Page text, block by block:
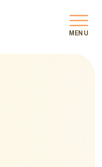
MENU